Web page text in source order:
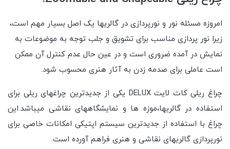
امروزه مسئله نور و نورپردازی در گالریها یک اصل بسیار مهم است،
زیرا نور پردازی مناسب برای تشویق و جلب توجه به موضوعات به
نمایش در آمده ضروری است و در عین حال عدم کنترل آن ممکن
است عاملی برای صدمه زدن به آثار هنری محسوب شود.
چراغ ریلی کات لایت DELUX یکی از جدیدترین چراغهای ریلی برای
استفاده در گالریها،موزه ها و نمایشگاههای نقاشی میباشد.این
چراغ با استفاده از جدیدترین سیستم اپتیکی امکانات خاصی برای
نورپردازی گالریهای نقاشی و هنری فراهم آورده است.